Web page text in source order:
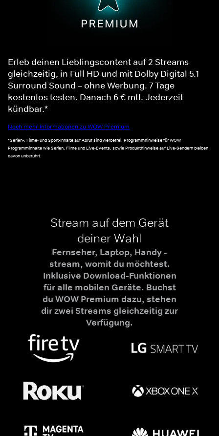
Erleb deinen Lieblingscontent auf 2 Streams
gleichzeitig, in Full HD und mit Dolby Digital 5.1
Surround Sound – ohne Werbung. 7 Tage
kostenlos testen. Danach 6 € mtl. Jederzeit
kündbar.*
Noch mehr Informationen zu WOW Premium
*Serien-, Filme- und Sport-Inhalte auf Abruf sind werbefrei. Programmhinweise für WOW
Programminhalte wie Serien, Filme und Live-Events, sowie Produkthinweise auf Live-Sendern bleiben
davon unberührt.
Stream auf dem Gerät
deiner Wahl
Fernseher, Laptop, Handy -
stream, womit du möchtest.
Inklusive Download-Funktionen
für alle mobilen Geräte. Buchst
du WOW Premium dazu, stehen
dir zwei Streams gleichzeitig zur
Verfügung.